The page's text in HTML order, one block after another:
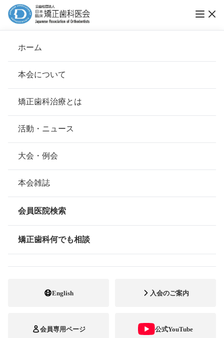
ホーム
本会について
会長挨拶
基本理念
組織について
本会の歴史
情報公開
矯正歯科治療とは
安心して治療を受けていただくための「6つの指針」
安心できる矯正歯科治療契約のための「7つの提言」
矯正歯科治療について
活動・ニュース
大会・例会
本会雑誌
会員医院検索
矯正歯科何でも相談
English 入会のご案内
会員専用ページ 公式YouTube
会則
ホーム 本会について
研究倫理審査委員会規程
（目的）
究、疫学研究または新しい診療技術の開発・実施を行う場
合にその開発・実施計画が世界医師会（WMA）のヘルシ
ンキ宣言の主旨を尊重して医の倫理に基づいて適正に行わ
れることを目的として定める。
なお、これらの研究は、文部科学省と厚生労働省が提示す
る「人を対象とする医学系研究に関する倫理指針」および
事会が承認した後に実施される。
（委員会の設置）
第2条 上記の目的を達成するため、定款施行規則第35条